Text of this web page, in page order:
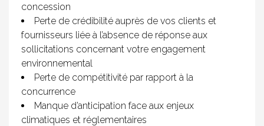
concession
Perte de crédibilité auprès de vos clients et
fournisseurs liée à l’absence de réponse aux
sollicitations concernant votre engagement
environnemental
Perte de compétitivité par rapport à la
concurrence
Manque d’anticipation face aux enjeux
climatiques et réglementaires